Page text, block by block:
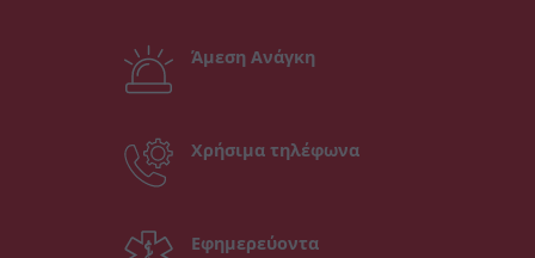
Άμεση Ανάγκη
Χρήσιμα τηλέφωνα
Εφημερεύοντα